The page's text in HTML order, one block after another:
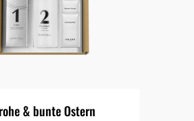
& bunte Ostern